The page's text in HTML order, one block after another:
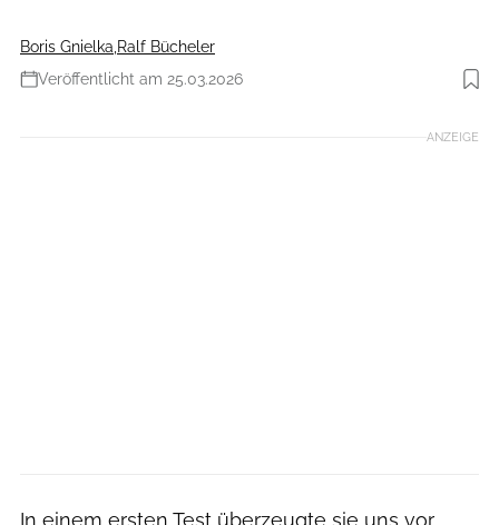
Boris Gnielka Ralf Bücheler
Veröffentlicht am 25.03.2026
Foto: Petzl Distribution / Marc Daviet
ANZEIGE
In einem ersten Test überzeugte sie uns vor